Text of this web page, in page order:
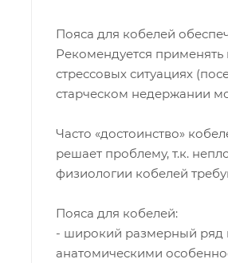
Пояса для кобелей
Рекомендуется
стрессовых ситуациях
старческом недержании
Часто «достоинство»
решает проблему, т.к.
физиологии кобелей
Пояса для кобелей:
- широкий размерный ряд
анатомическими